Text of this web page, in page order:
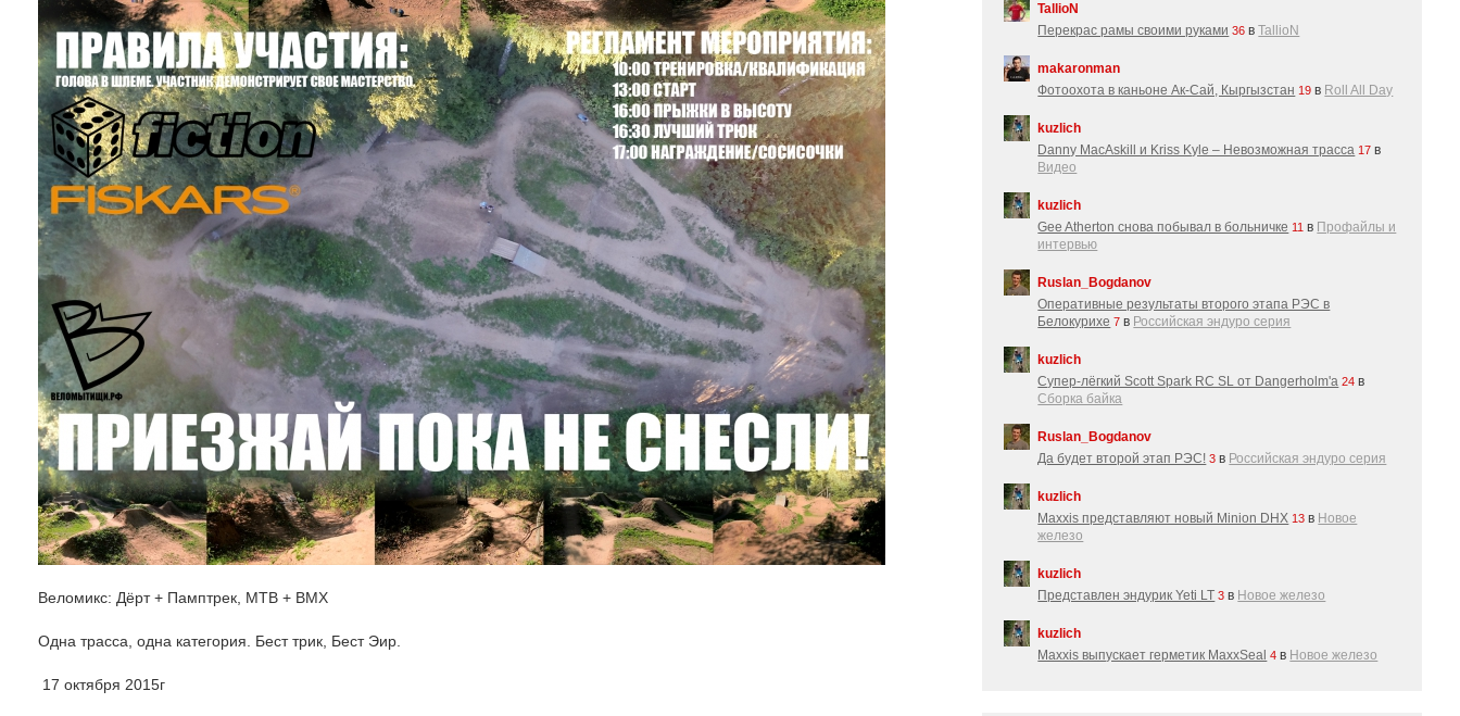
Веломикс: Дёрт + Памптрек, MTB + BMX
Одна трасса, одна категория. Бест трик, Бест Эир.
17 октября 2015г
TallioN
Перекрас рамы своими руками 36 вTallioN
makaronman
Фотоохота в каньоне Ак-Cай, Кыргызстан 19 в Roll All Day
kuzlich
Danny MacAskill и Kriss Kyle – Невозможная трасса 17 в
Видео
kuzlich
Gee Atherton снова побывал в больничке 11 в Профайлы и
интервью
Ruslan_Bogdanov
Оперативные результаты второго этапа РЭС в
Белокурихе 7 в Российская эндуро серия
kuzlich
Супер-лёгкий Scott Spark RC SL от Dangerholm'a 24 в
Сборка байка
Ruslan_Bogdanov
Да будет второй этап РЭС! 3 в Российская эндуро серия
kuzlich
Maxxis представляют новый Minion DHX 13 в Новое
железо
kuzlich
Представлен эндурик Yeti LT 3 в Новое железо
kuzlich
Maxxis выпускает герметик MaxxSeal 4 в Новое железо